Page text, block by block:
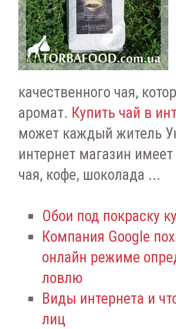
качественного чая,
аромат. Купить чай в
может каждый житель
интернет магазин
чая, кофе, шоколада ...
Обои под покраску
Компания Google
онлайн режиме
ловлю
Виды интернета и
лиц